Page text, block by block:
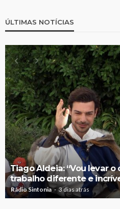
ÚLTIMAS NOTÍCIAS
Tiago Aldeia: “Vou levar
trabalho diferente e
Rádio Sintonia 3 dias atrás